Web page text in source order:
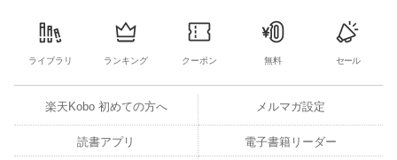
ライブラリ ランキング クーポン 無料 セール
楽天Kobo 初めての方へ メルマガ設定
読書アプリ 電子書籍リーダー